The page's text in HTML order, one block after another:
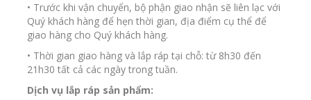
• Trước khi vận chuyển, bộ phận giao nhận sẽ liên lạc với
Quý khách hàng để hẹn thời gian, địa điểm cụ thể để
giao hàng cho Quý khách hàng.
• Thời gian giao hàng và lắp ráp tại chỗ: từ 8h30 đến
21h30 tất cả các ngày trong tuần.
Dịch vụ lắp ráp sản phẩm: